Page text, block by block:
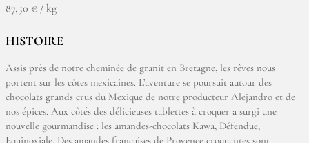
87,50 € / kg
HISTOIRE
Assis près de notre cheminée de granit en Bretagne, les rêves nous
portent sur les côtes mexicaines. L’aventure se poursuit autour des
chocolats grands crus du Mexique de notre producteur Alejandro et de
nos épices. Aux côtés des délicieuses tablettes à croquer a surgi une
nouvelle gourmandise : les amandes-chocolats Kawa, Défendue,
Equinoxiale. Des amandes françaises de Provence croquantes sont